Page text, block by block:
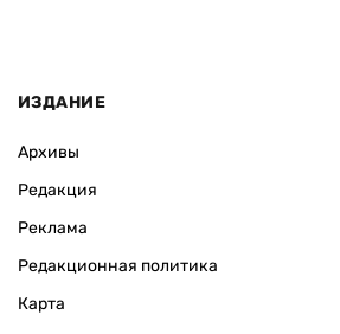
ИЗДАНИЕ
Архивы
Редакция
Реклама
Редакционная политика
Карта